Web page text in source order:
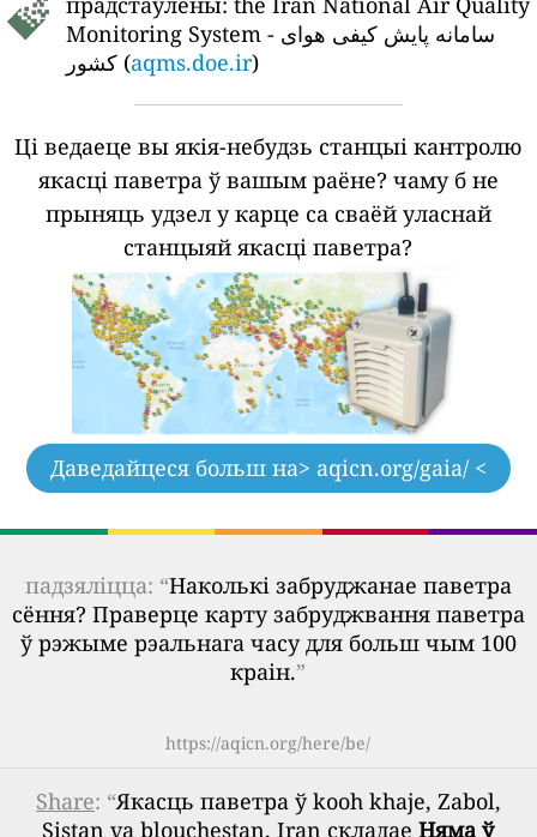
Monitoring System - سامانه پایش کیفی هوای
کشور (aqms.doe.ir)
Ці ведаеце вы якія-небудзь станцыі кантролю
якасці паветра ў вашым раёне? чаму б не
прыняць удзел у карце са сваёй уласнай
станцыяй якасці паветра?
Даведайцеся больш на> aqicn.org/gaia/ <
падзяліцца: “Наколькі забруджанае паветра
сёння? Праверце карту забруджвання паветра
ў рэжыме рэальнага часу для больш чым 100
краін.”
https://aqicn.org/here/be/
Share: “Якасць паветра ў kooh khaje, Zabol,
Sistan va blouchestan, Iran складаеНяма ў